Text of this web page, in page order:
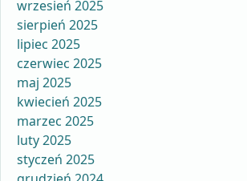
wrzesień 2025
sierpień 2025
lipiec 2025
czerwiec 2025
maj 2025
kwiecień 2025
marzec 2025
luty 2025
styczeń 2025